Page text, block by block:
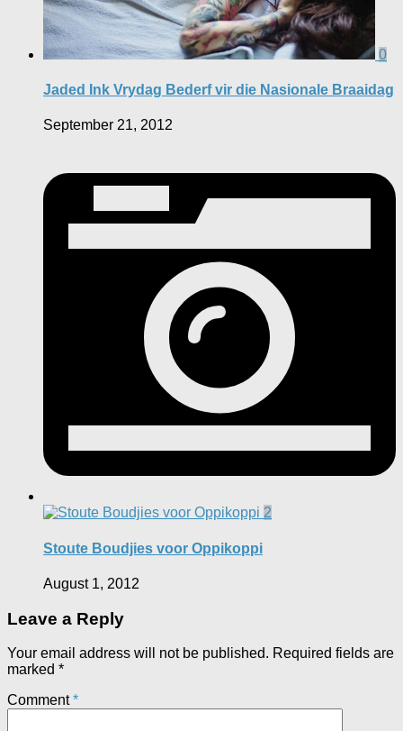
0
Jaded Ink Vrydag Bederf vir die Nasionale Braaidag
September 21, 2012
2
Stoute Boudjies voor Oppikoppi
August 1, 2012
Leave a Reply
Your email address will not be published. Required fields are
marked *
Comment*